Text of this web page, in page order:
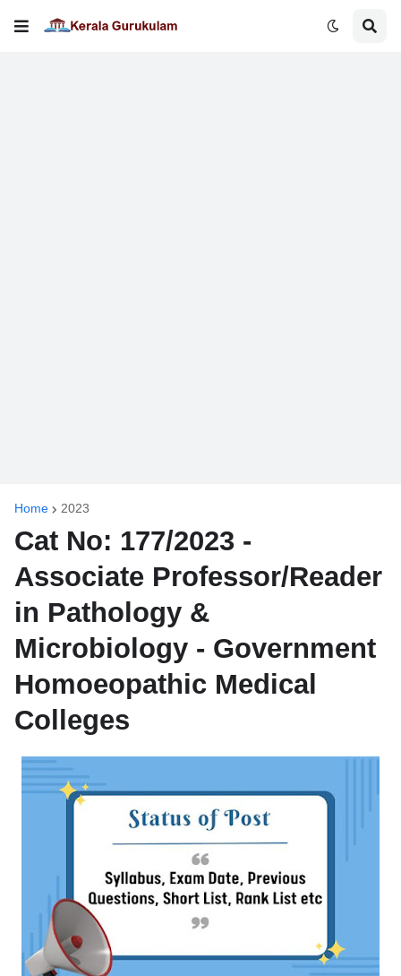
Home 2023
Cat No: 177/2023 -
Associate Professor/Reader
in Pathology &
Microbiology - Government
Homoeopathic Medical
Colleges